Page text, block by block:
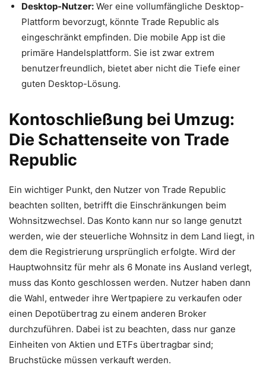
Desktop-Nutzer: Wer eine vollumfängliche Desktop-
Plattform bevorzugt, könnte Trade Republic als
eingeschränkt empfinden. Die mobile App ist die
primäre Handelsplattform. Sie ist zwar extrem
benutzerfreundlich, bietet aber nicht die Tiefe einer
guten Desktop-Lösung.
Kontoschließung bei Umzug:
Die Schattenseite von Trade
Republic
Ein wichtiger Punkt, den Nutzer von Trade Republic
beachten sollten, betrifft die Einschränkungen beim
Wohnsitzwechsel. Das Konto kann nur so lange genutzt
werden, wie der steuerliche Wohnsitz in dem Land liegt, in
dem die Registrierung ursprünglich erfolgte. Wird der
Hauptwohnsitz für mehr als 6 Monate ins Ausland verlegt,
muss das Konto geschlossen werden. Nutzer haben dann
die Wahl, entweder ihre Wertpapiere zu verkaufen oder
einen Depotübertrag zu einem anderen Broker
durchzuführen. Dabei ist zu beachten, dass nur ganze
Einheiten von Aktien und ETFs übertragbar sind;
Bruchstücke müssen verkauft werden.